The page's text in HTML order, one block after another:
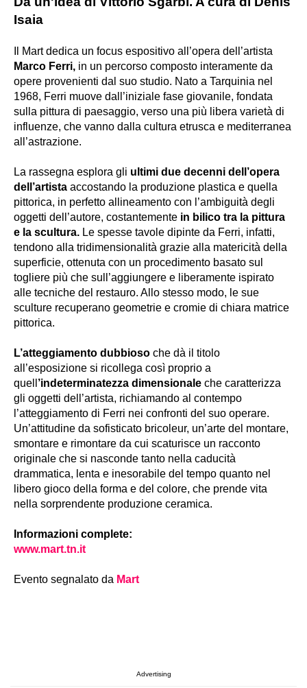
Isaia
Il Mart dedica un focus espositivo all’opera dell’artista
Marco Ferri, in un percorso composto interamente da
opere provenienti dal suo studio. Nato a Tarquinia nel
1968, Ferri muove dall’iniziale fase giovanile, fondata
sulla pittura di paesaggio, verso una più libera varietà di
influenze, che vanno dalla cultura etrusca e mediterranea
all’astrazione.
La rassegna esplora gli ultimi due decenni dell’opera
dell’artista accostando la produzione plastica e quella
pittorica, in perfetto allineamento con l’ambiguità degli
oggetti dell’autore, costantemente in bilico tra la pittura
e la scultura. Le spesse tavole dipinte da Ferri, infatti,
tendono alla tridimensionalità grazie alla matericità della
superficie, ottenuta con un procedimento basato sul
togliere più che sull’aggiungere e liberamente ispirato
alle tecniche del restauro. Allo stesso modo, le sue
sculture recuperano geometrie e cromie di chiara matrice
pittorica.
L’atteggiamento dubbioso che dà il titolo
all’esposizione si ricollega così proprio a
quell ’indeterminatezza dimensionale che caratterizza
gli oggetti dell’artista, richiamando al contempo
l’atteggiamento di Ferri nei confronti del suo operare.
Un’attitudine da sofisticato bricoleur, un’arte del montare,
smontare e rimontare da cui scaturisce un racconto
originale che si nasconde tanto nella caducità
drammatica, lenta e inesorabile del tempo quanto nel
libero gioco della forma e del colore, che prende vita
nella sorprendente produzione ceramica.
Informazioni complete:
www.mart.tn.it
Evento segnalato da Mart
Advertising